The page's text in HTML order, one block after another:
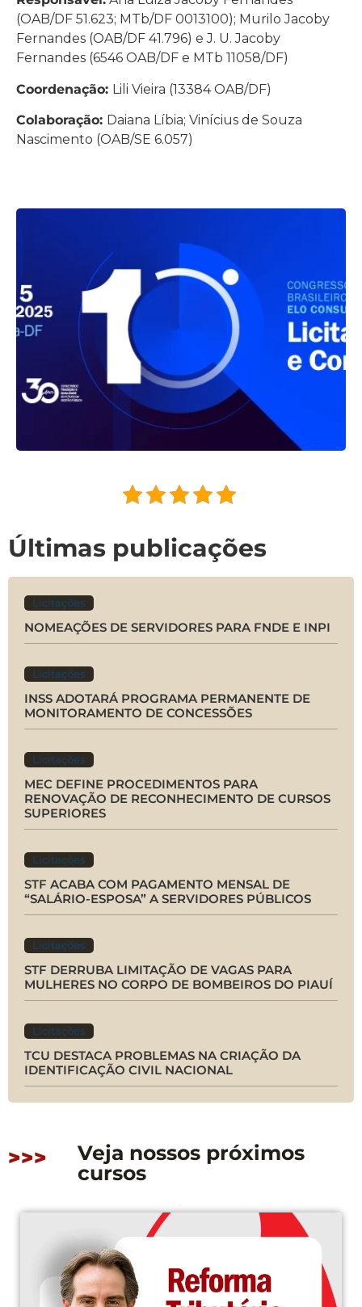
(OAB/DF 51.623; MTb/DF 0013100); Murilo Jacoby
Fernandes (OAB/DF 41.796) e J. U. Jacoby
Fernandes (6546 OAB/DF e MTb 11058/DF)
Coordenação: Lili Vieira (13384 OAB/DF)
Colaboração: Daiana Líbia; Vinícius de Souza
Nascimento (OAB/SE 6.057)
Últimas publicações
Licitações
NOMEAÇÕES DE SERVIDORES PARA FNDE E INPI
Licitações
INSS ADOTARÁ PROGRAMA PERMANENTE DE
MONITORAMENTO DE CONCESSÕES
Licitações
MEC DEFINE PROCEDIMENTOS PARA
RENOVAÇÃO DE RECONHECIMENTO DE CURSOS
SUPERIORES
Licitações
STF ACABA COM PAGAMENTO MENSAL DE
“SALÁRIO-ESPOSA” A SERVIDORES PÚBLICOS
Licitações
STF DERRUBA LIMITAÇÃO DE VAGAS PARA
MULHERES NO CORPO DE BOMBEIROS DO PIAUÍ
Licitações
TCU DESTACA PROBLEMAS NA CRIAÇÃO DA
IDENTIFICAÇÃO CIVIL NACIONAL
>>>
Veja nossos próximos
cursos
CONFIRMADO